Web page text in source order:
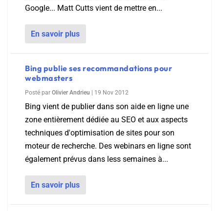
Google... Matt Cutts vient de mettre en...
En savoir plus
Bing publie ses recommandations pour
webmasters
Posté par Olivier Andrieu 19 Nov 2012
Bing vient de publier dans son aide en ligne une
zone entièrement dédiée au SEO et aux aspects
techniques d'optimisation de sites pour son
moteur de recherche. Des webinars en ligne sont
également prévus dans less semaines à...
En savoir plus